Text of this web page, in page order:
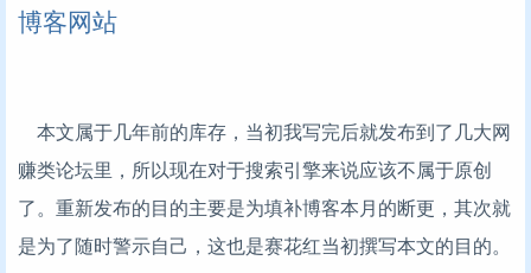
博客网站
本文属于几年前的库存，当初我写完后就发布到了几大网
赚类论坛里，所以现在对于搜索引擎来说应该不属于原创
了。重新发布的目的主要是为填补博客本月的断更，其次就
是为了随时警示自己，这也是赛花红当初撰写本文的目的。